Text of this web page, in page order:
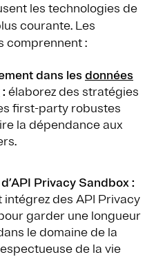
les technologies de
courante. Les
comprennent :
dans lesdonnées
: élaborez des stratégies
first-party robustes
la dépendance aux
Privacy Sandbox :
intégrez des API Privacy
garder une longueur
le domaine de la
de la vie